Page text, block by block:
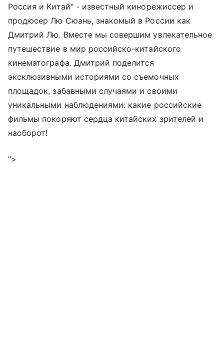
Россия и Китай" - известный кинорежиссер и
продюсер Лю Сюань, знакомый в России как
Дмитрий Лю. Вместе мы совершим увлекательное
путешествие в мир российско-китайского
кинематографа. Дмитрий поделится
эксклюзивными историями со съемочных
площадок, забавными случаями и своими
уникальными наблюдениями: какие российские
фильмы покоряют сердца китайских зрителей и
наоборот!
">